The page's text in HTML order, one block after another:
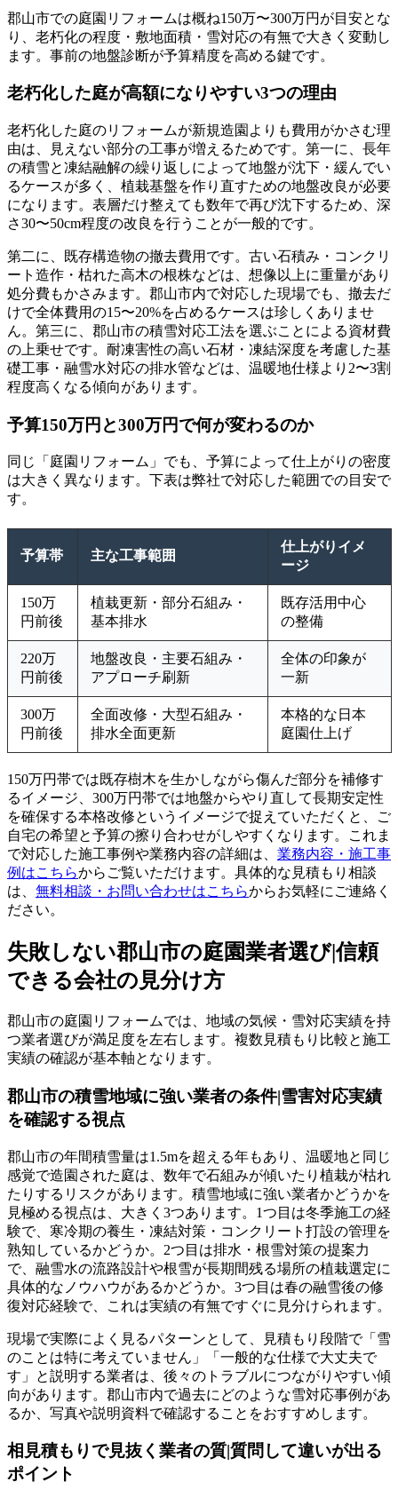
郡山市での庭園リフォームは概ね150万〜300万円が目安とな
り、老朽化の程度・敷地面積・雪対応の有無で大きく変動し
ます。事前の地盤診断が予算精度を高める鍵です。
老朽化した庭が高額になりやすい3つの理由
老朽化した庭のリフォームが新規造園よりも費用がかさむ理
由は、見えない部分の工事が増えるためです。第一に、長年
の積雪と凍結融解の繰り返しによって地盤が沈下・緩んでい
るケースが多く、植栽基盤を作り直すための地盤改良が必要
になります。表層だけ整えても数年で再び沈下するため、深
さ30〜50cm程度の改良を行うことが一般的です。
第二に、既存構造物の撤去費用です。古い石積み・コンクリ
ート造作・枯れた高木の根株などは、想像以上に重量があり
処分費もかさみます。郡山市内で対応した現場でも、撤去だ
けで全体費用の15〜20%を占めるケースは珍しくありませ
ん。第三に、郡山市の積雪対応工法を選ぶことによる資材費
の上乗せです。耐凍害性の高い石材・凍結深度を考慮した基
礎工事・融雪水対応の排水管などは、温暖地仕様より2〜3割
程度高くなる傾向があります。
予算150万円と300万円で何が変わるのか
同じ「庭園リフォーム」でも、予算によって仕上がりの密度
は大きく異なります。下表は弊社で対応した範囲での目安で
す。
予算帯 主な工事範囲
仕上がりイメ
ージ
150万
円前後
植栽更新・部分石組み・
基本排水
既存活用中心
の整備
220万
円前後
地盤改良・主要石組み・
アプローチ刷新
全体の印象が
一新
300万
円前後
全面改修・大型石組み・
排水全面更新
本格的な日本
庭園仕上げ
150万円帯では既存樹木を生かしながら傷んだ部分を補修す
るイメージ、300万円帯では地盤からやり直して長期安定性
を確保する本格改修というイメージで捉えていただくと、ご
自宅の希望と予算の擦り合わせがしやすくなります。これま
で対応した施工事例や業務内容の詳細は、 業務内容・施工事
例はこちらからご覧いただけます。具体的な見積もり相談
は、 無料相談・お問い合わせはこちらからお気軽にご連絡く
ださい。
失敗しない郡山市の庭園業者選び|信頼
できる会社の見分け方
郡山市の庭園リフォームでは、地域の気候・雪対応実績を持
つ業者選びが満足度を左右します。複数見積もり比較と施工
実績の確認が基本軸となります。
郡山市の積雪地域に強い業者の条件|雪害対応実績
を確認する視点
郡山市の年間積雪量は1.5mを超える年もあり、温暖地と同じ
感覚で造園された庭は、数年で石組みが傾いたり植栽が枯れ
たりするリスクがあります。積雪地域に強い業者かどうかを
見極める視点は、大きく3つあります。1つ目は冬季施工の経
験で、寒冷期の養生・凍結対策・コンクリート打設の管理を
熟知しているかどうか。2つ目は排水・根雪対策の提案力
で、融雪水の流路設計や根雪が長期間残る場所の植栽選定に
具体的なノウハウがあるかどうか。3つ目は春の融雪後の修
復対応経験で、これは実績の有無ですぐに見分けられます。
現場で実際によく見るパターンとして、見積もり段階で「雪
のことは特に考えていません」「一般的な仕様で大丈夫で
す」と説明する業者は、後々のトラブルにつながりやすい傾
向があります。郡山市内で過去にどのような雪対応事例があ
るか、写真や説明資料で確認することをおすすめします。
相見積もりで見抜く業者の質|質問して違いが出る
ポイント